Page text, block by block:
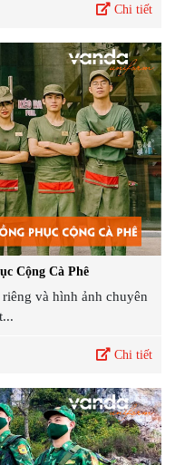
Chi tiết
Cộng Cà Phê
và hình ảnh chuyên
Chi tiết